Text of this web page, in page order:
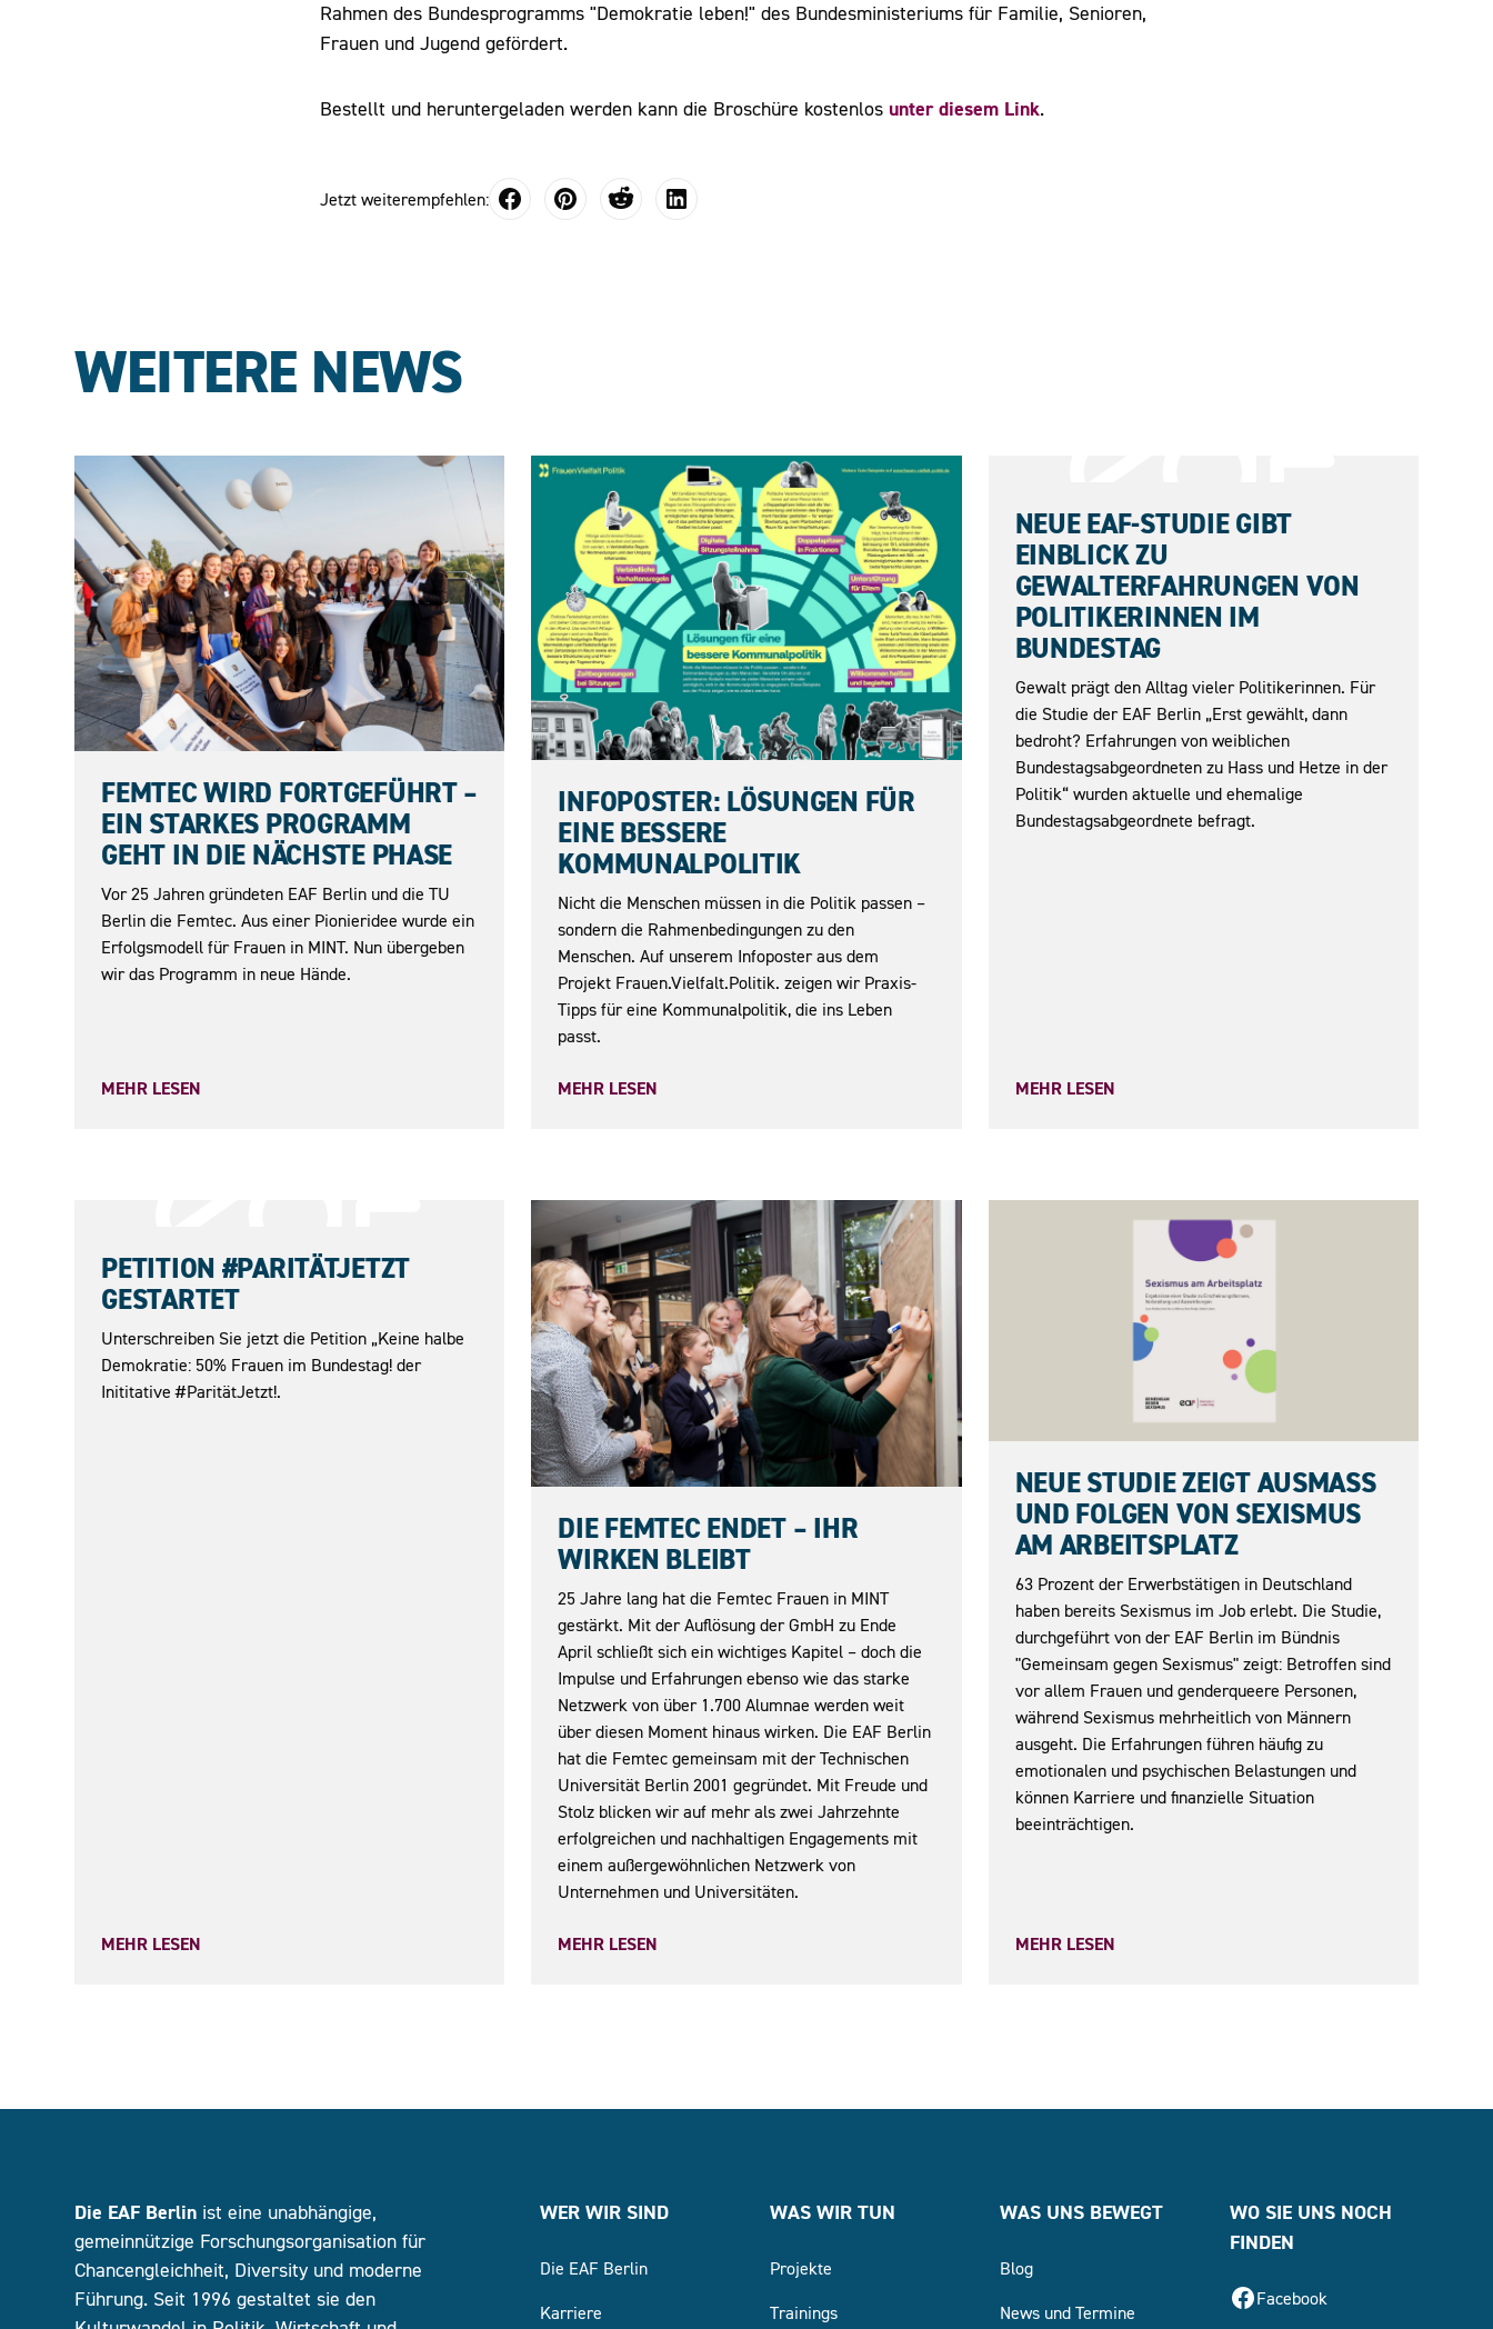
Rahmen des Bundesprogramms "Demokratie leben!" des Bundesministeriums für Familie, Senioren,
Frauen und Jugend gefördert.
Bestellt und heruntergeladen werden kann die Broschüre kostenlos unter diesem Link.
Jetzt weiterempfehlen:
WEITERE NEWS
FEMTEC WIRD FORTGEFÜHRT –
EIN STARKES PROGRAMM
GEHT IN DIE NÄCHSTE PHASE
Vor 25 Jahren gründeten EAF Berlin und die TU
Berlin die Femtec. Aus einer Pionieridee wurde ein
Erfolgsmodell für Frauen in MINT. Nun übergeben
wir das Programm in neue Hände.
MEHR LESEN
INFOPOSTER: LÖSUNGEN FÜR
EINE BESSERE
KOMMUNALPOLITIK
Nicht die Menschen müssen in die Politik passen –
sondern die Rahmenbedingungen zu den
Menschen. Auf unserem Infoposter aus dem
Projekt Frauen.Vielfalt.Politik. zeigen wir Praxis-
Tipps für eine Kommunalpolitik, die ins Leben
passt.
MEHR LESEN
NEUE EAF-STUDIE GIBT
EINBLICK ZU
GEWALTERFAHRUNGEN VON
POLITIKERINNEN IM
BUNDESTAG
Gewalt prägt den Alltag vieler Politikerinnen. Für
die Studie der EAF Berlin „Erst gewählt, dann
bedroht? Erfahrungen von weiblichen
Bundestagsabgeordneten zu Hass und Hetze in der
Politik“ wurden aktuelle und ehemalige
Bundestagsabgeordnete befragt.
MEHR LESEN
PETITION #PARITÄTJETZT
GESTARTET
Unterschreiben Sie jetzt die Petition „Keine halbe
Demokratie: 50% Frauen im Bundestag! der
Inititative #ParitätJetzt!.
MEHR LESEN
DIE FEMTEC ENDET – IHR
WIRKEN BLEIBT
25 Jahre lang hat die Femtec Frauen in MINT
gestärkt. Mit der Auflösung der GmbH zu Ende
April schließt sich ein wichtiges Kapitel – doch die
Impulse und Erfahrungen ebenso wie das starke
Netzwerk von über 1.700 Alumnae werden weit
über diesen Moment hinaus wirken. Die EAF Berlin
hat die Femtec gemeinsam mit der Technischen
Universität Berlin 2001 gegründet. Mit Freude und
Stolz blicken wir auf mehr als zwei Jahrzehnte
erfolgreichen und nachhaltigen Engagements mit
einem außergewöhnlichen Netzwerk von
Unternehmen und Universitäten.
MEHR LESEN
NEUE STUDIE ZEIGT AUSMASS U
ND FOLGEN VON SEXISMUS A
M ARBEITSPLATZ
63 Prozent der Erwerbstätigen in Deutschland
haben bereits Sexismus im Job erlebt. Die Studie,
durchgeführt von der EAF Berlin im Bündnis
"Gemeinsam gegen Sexismus" zeigt: Betroffen sind
vor allem Frauen und genderqueere Personen,
während Sexismus mehrheitlich von Männern
ausgeht. Die Erfahrungen führen häufig zu
emotionalen und psychischen Belastungen und
können Karriere und finanzielle Situation
beeinträchtigen.
MEHR LESEN
Die EAF Berlin ist eine unabhängige,
gemeinnützige Forschungsorganisation für
Chancengleichheit, Diversity und moderne
Führung. Seit 1996 gestaltet sie den
WER WIR SIND
Die EAF Berlin
Karriere
WAS WIR TUN
Projekte
Trainings
WAS UNS BEWEGT
Blog
News und Termine
WO SIE UNS NOCH
FINDEN
Facebook